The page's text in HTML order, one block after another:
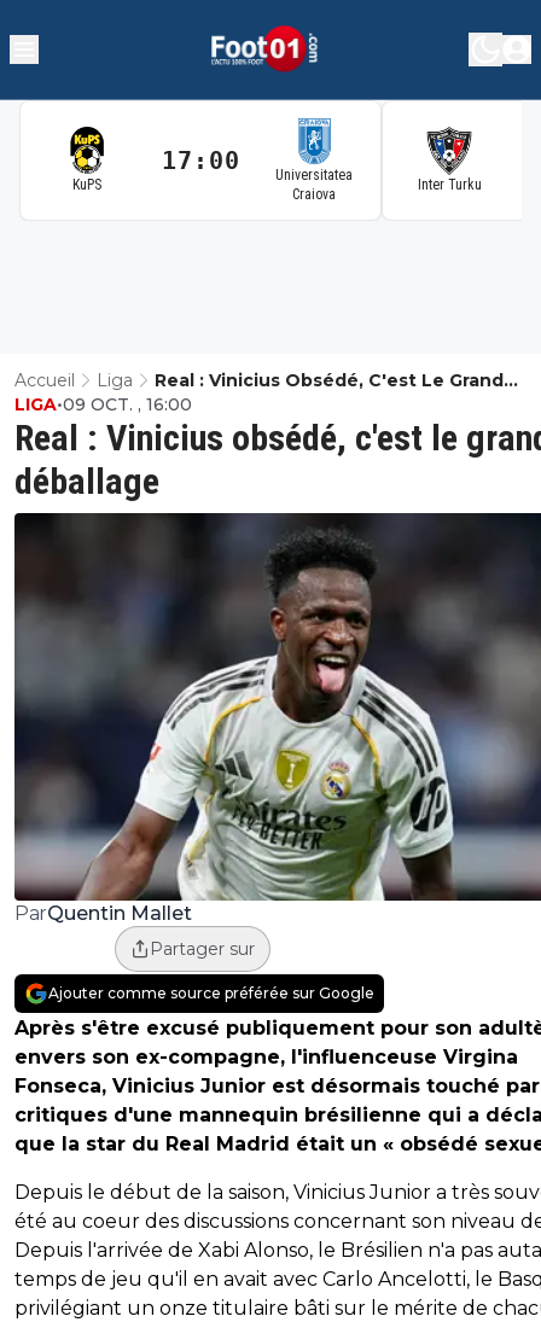
KuPS
17:00
Universitatea
Craiova
Inter Turku
Accueil Liga
Real : Vinicius Obsédé, C'est Le Grand
Déballage
Real : Vinicius obsédé, c'est le
déballage
LIGA•09 OCT. , 16:00
ParQuentin Mallet
Partager sur
Ajouter comme source préférée sur Google
Après s'être excusé publiquement pour son
envers son ex-compagne, l'influenceuse Virgina
Fonseca, Vinicius Junior est désormais touché
critiques d'une mannequin brésilienne qui a
que la star du Real Madrid était un « obsédé
Depuis le début de la saison, Vinicius Junior a très
été au coeur des discussions concernant son niveau
Depuis l'arrivée de Xabi Alonso, le Brésilien n'a pas
temps de jeu qu'il en avait avec Carlo Ancelotti, le
privilégiant un onze titulaire bâti sur le mérite de